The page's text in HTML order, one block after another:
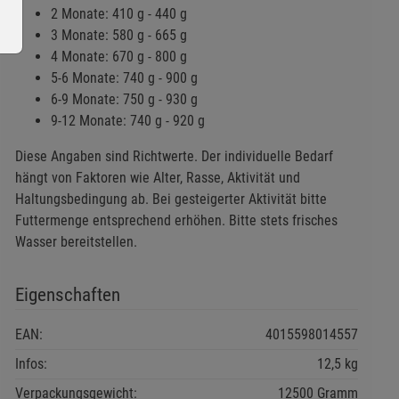
2 Monate: 410 g - 440 g
3 Monate: 580 g - 665 g
4 Monate: 670 g - 800 g
5-6 Monate: 740 g - 900 g
6-9 Monate: 750 g - 930 g
9-12 Monate: 740 g - 920 g
Diese Angaben sind Richtwerte. Der individuelle Bedarf
hängt von Faktoren wie Alter, Rasse, Aktivität und
Haltungsbedingung ab. Bei gesteigerter Aktivität bitte
Futtermenge entsprechend erhöhen. Bitte stets frisches
Wasser bereitstellen.
Eigenschaften
EAN:
4015598014557
Infos:
12,5 kg
Verpackungsgewicht:
12500 Gramm